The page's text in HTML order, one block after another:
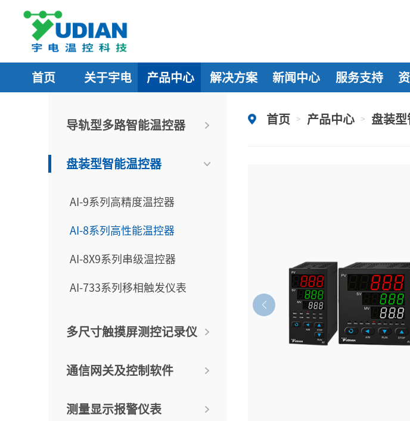
首页 关于宇电 产品中心 解决方案 新闻中心 服务支持
导轨型多路智能温控器
盘装型智能温控器
AI-9系列高精度温控器
AI-8系列高性能温控器
AI-8X9系列串级温控器
AI-733系列移相触发仪表
多尺寸触摸屏测控记录仪
通信网关及控制软件
测量显示报警仪表
首页 > 产品中心 > 盘装型